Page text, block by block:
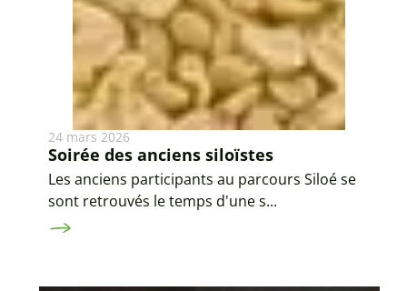
24 mars 2026
Soirée des anciens siloïstes
Les anciens participants au parcours Siloé se
sont retrouvés le temps d'une s...